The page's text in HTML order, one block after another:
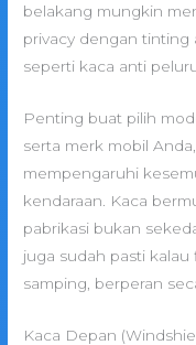
belakang mungkin
privacy dengan tinting
seperti kaca anti
Penting buat pilih
serta merk mobil
mempengaruhi
kendaraan. Kaca
pabrikasi bukan
juga sudah pasti
samping, berperan
Kaca Depan